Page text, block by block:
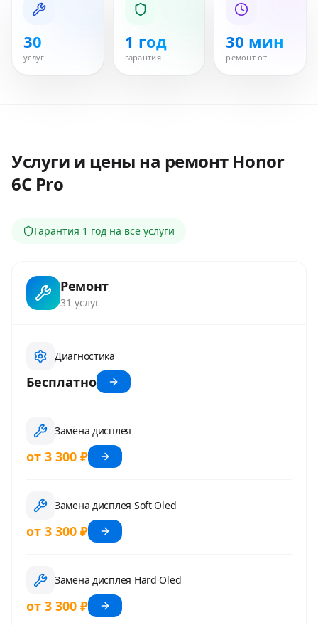
30
услуг
1 год
гарантия
30 мин
ремонт от
Услуги и цены на ремонт Honor
6C Pro
Гарантия 1 год на все услуги
Ремонт
31 услуг
Диагностика
Бесплатно
Замена дисплея
от 3 300 ₽
Замена дисплея Soft Oled
от 3 300 ₽
Замена дисплея Hard Oled
от 3 300 ₽